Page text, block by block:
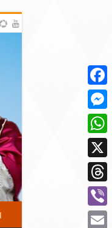
X
Viber